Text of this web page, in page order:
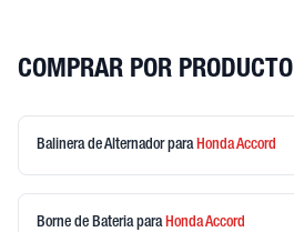
COMPRAR POR PRODUCTO
Balinera de Alternadorpara HondaAccord
Borne de Bateriapara HondaAccord